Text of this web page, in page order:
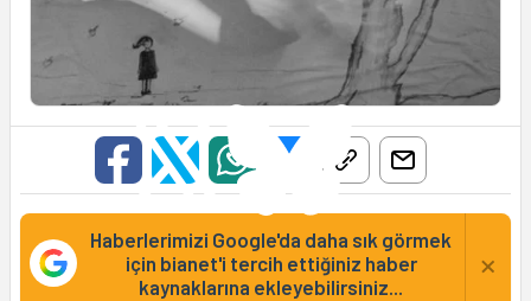
Haberlerimizi Google'da daha sık görmek
için bianet'i tercih ettiğiniz haber
kaynaklarına ekleyebilirsiniz...
×